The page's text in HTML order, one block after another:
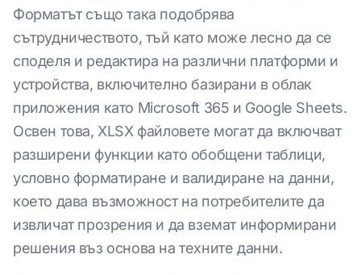
Форматът също така подобрява
сътрудничеството, тъй като може лесно да се
споделя и редактира на различни платформи и
устройства, включително базирани в облак
приложения като Microsoft 365 и Google Sheets.
Освен това, XLSX файловете могат да включват
разширени функции като обобщени таблици,
условно форматиране и валидиране на данни,
което дава възможност на потребителите да
извличат прозрения и да вземат информирани
решения въз основа на техните данни.